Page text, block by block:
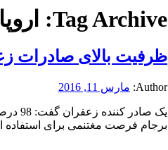
Tag Archive:
ظرفیت بالای صادرات
Author: مارس 11, 2016
یک
برجام فرصت مغتنمی برای استفاده